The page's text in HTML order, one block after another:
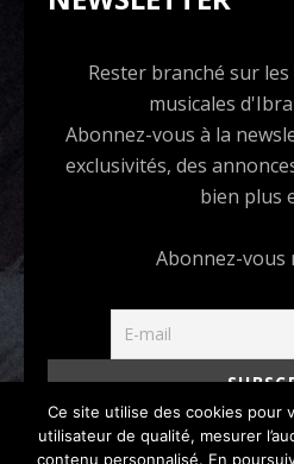
Rester branché sur
musicales
Abonnez-vous à la
exclusivités, des
bien plus
Abonnez-vous
I accept the
Ce site utilise des cookies pour
utilisateur de qualité, mesurer
contenu personnalisé. En